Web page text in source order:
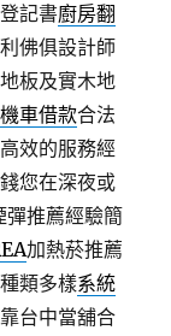
記書廚房翻
佛俱設計師
板及實木地
車借款合法
效的服務經
您在深夜或
推薦經驗簡
加熱菸推薦
類多樣系統
台中當舖合